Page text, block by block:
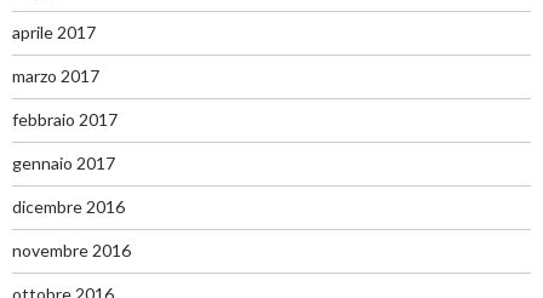
aprile 2017
marzo 2017
febbraio 2017
gennaio 2017
dicembre 2016
novembre 2016
ottobre 2016